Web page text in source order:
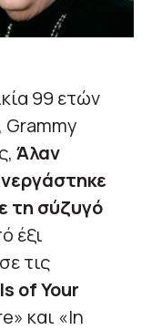
99 ετών
Grammy
Άλαν
τη σύζυγό
έξι
τις
of Your
και «In